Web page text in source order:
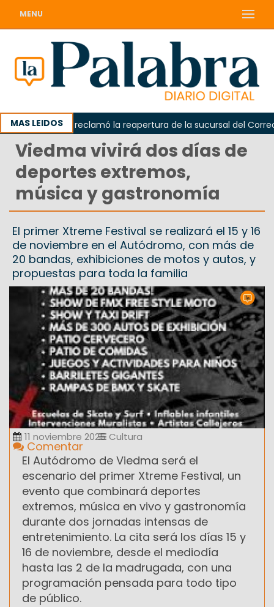
MENU
MAS LEIDOS
Odarda reclamó la reapertura de la sucursal del Correo
Viedma vivirá dos días de
deportes extremos,
música y gastronomía
El primer Xtreme Festival se realizará el 15 y 16
de noviembre en el Autódromo, con más de
20 bandas, exhibiciones de motos y autos, y
propuestas para toda la familia
11 noviembre 2025 Cultura
Comentar
El Autódromo de Viedma será el
escenario del primer Xtreme Festival, un
evento que combinará deportes
extremos, música en vivo y gastronomía
durante dos jornadas intensas de
entretenimiento. La cita será los días 15 y
16 de noviembre, desde el mediodía
hasta las 2 de la madrugada, con una
programación pensada para todo tipo
de público.